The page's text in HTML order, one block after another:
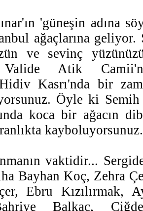
'güneşin adına
ağaçlarına geliyor.
ve sevinç
Valide Atik
Kasrı'nda bir
Öyle ki
koca bir ağacın
kayboluyorsunuz.
vaktidir...
Bayhan Koç, Zehra
Ebru Kızılırmak,
Balkaç,